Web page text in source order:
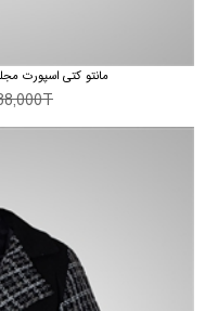
مانتو کتی اسپورت